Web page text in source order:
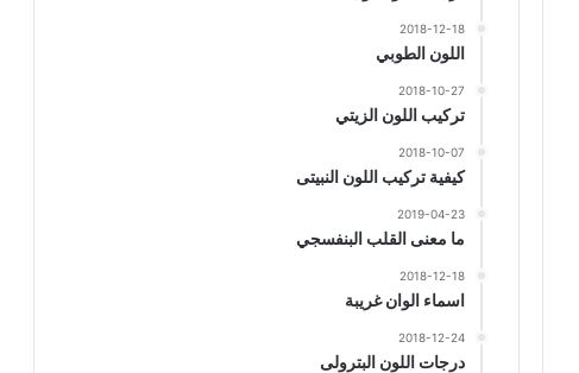
2018-12-18
اللون الطوبي
2018-10-27
تركيب اللون الزيتي
2018-10-07
كيفية تركيب اللون النبيتى
2019-04-23
ما معنى القلب البنفسجي
2018-12-18
اسماء الوان غريبة
2018-12-24
درجات اللون البترولى